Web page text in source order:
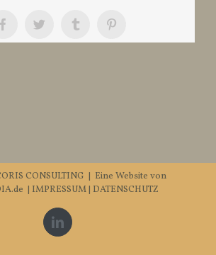
FacebookTwitter Tumblr
CONSULTING | Eine Website von
| IMPRESSUM| DATENSCHUTZ
LinkedIn